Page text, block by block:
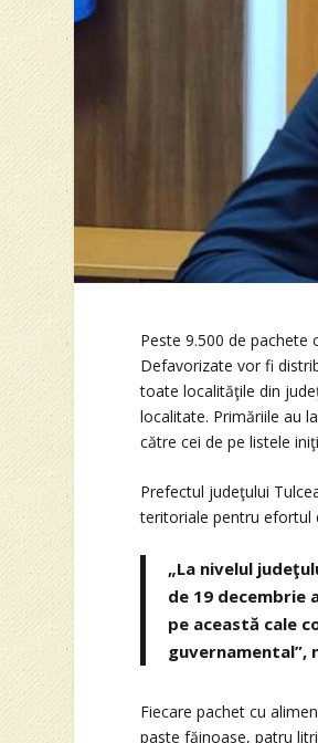
Peste 9.500 de
Defavorizate vor fi
toate localităţile din
localitate. Primăriile au
către cei de pe listele
Prefectul judeţului
teritoriale pentru efortul
„La nivelul
de 19 decembrie
pe această cale
guvernamental”,
Fiecare pachet cu
paste făinoase, patru